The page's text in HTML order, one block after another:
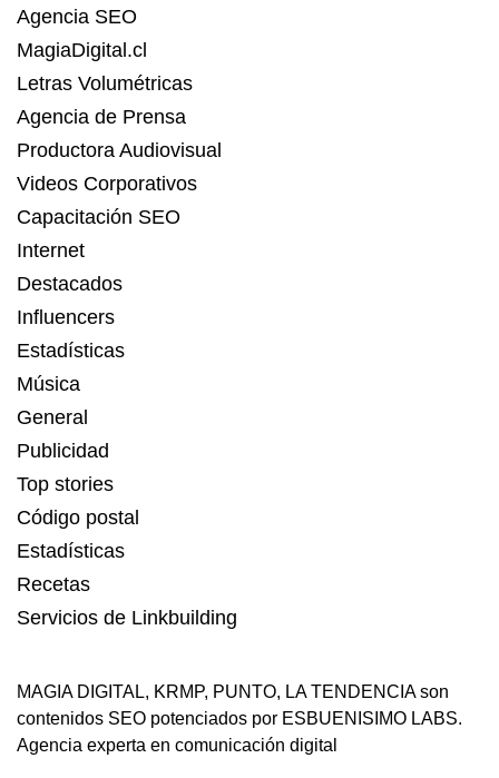
Agencia SEO
MagiaDigital.cl
Letras Volumétricas
Agencia de Prensa
Productora Audiovisual
Videos Corporativos
Capacitación SEO
Internet
Destacados
Influencers
Estadísticas
Música
General
Publicidad
Top stories
Código postal
Estadísticas
Recetas
Servicios de Linkbuilding
MAGIA DIGITAL, KRMP, PUNTO, LA TENDENCIAson
contenidos SEO potenciados por ESBUENISIMO LABS.
Agencia experta en comunicación digital